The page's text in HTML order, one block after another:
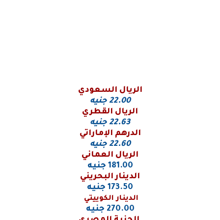
الريال السعودي
22.00 جنيه
الريال القطري
22.63 جنيه
الدرهم الإماراتي
22.60 جنيه
الريال العماني
181.00 جنيه
الدينار البحريني
173.50 جنيه
الدينار الكوييتي
270.00 جنيه